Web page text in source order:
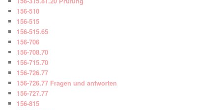
156-510
156-515
156-515.65
156-706
156-708.70
156-715.70
156-726.77
156-726.77 Fragen und antworten
156-727.77
156-815